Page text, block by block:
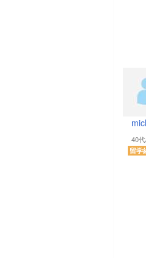
40
留学